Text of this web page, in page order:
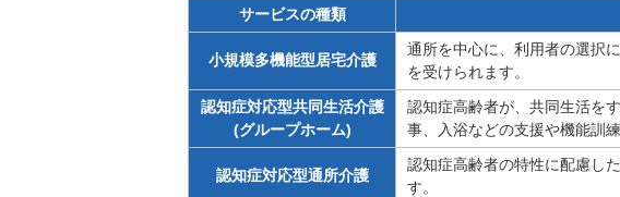
サービスの種類
小規模多機能型居宅介護
通所を中心に、利用者の選択
を受けられます。
認知症対応型共同生活介護
(グループホーム)
認知症高齢者が、共同生活を
事、入浴などの支援や機能訓
認知症対応型通所介護
認知症高齢者の特性に配慮し
す。